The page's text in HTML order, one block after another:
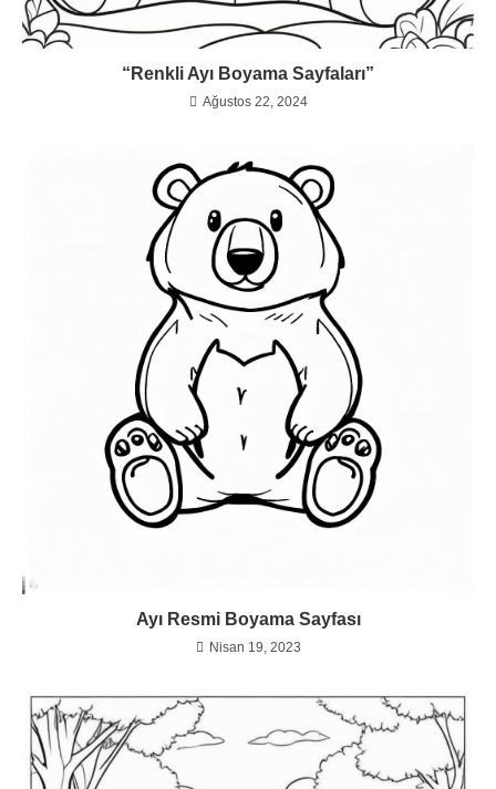
“Renkli Ayı Boyama Sayfaları”
Ağustos 22, 2024
Ayı Resmi Boyama Sayfası
Nisan 19, 2023